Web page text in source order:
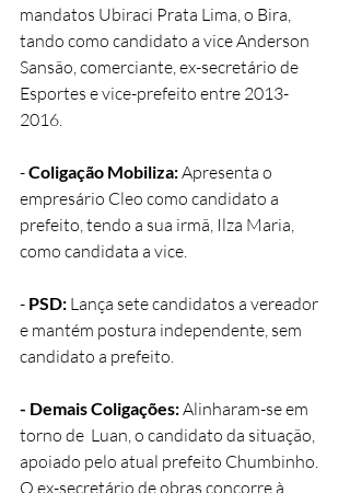
mandatos Ubiraci Prata Lima, o Bira,
tando como candidato a vice Anderson
Sansão, comerciante, ex-secretário de
Esportes e vice-prefeito entre 2013-
2016.
- Coligação Mobiliza: Apresenta o
empresário Cleo como candidato a
prefeito, tendo a sua irmã, Ilza Maria,
como candidata a vice.
- PSD: Lança sete candidatos a vereador
e mantém postura independente, sem
candidato a prefeito.
- Demais Coligações: Alinharam-se em
torno de  Luan, o candidato da situação,
apoiado pelo atual prefeito Chumbinho.
O ex-secretário de obras concorre à